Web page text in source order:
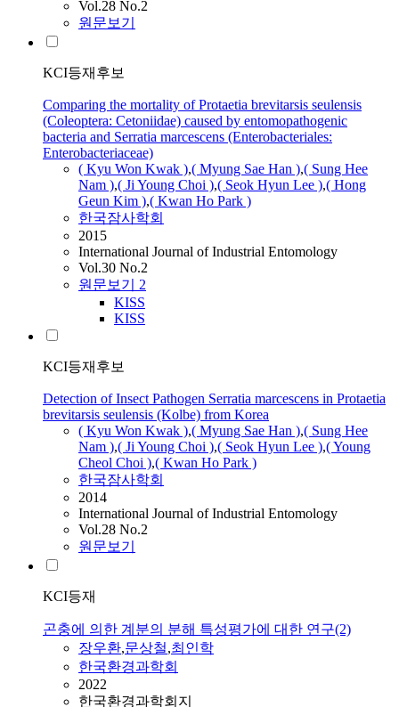
Vol.28 No.2
원문보기
KCI등재후보
Comparing the mortality of Protaetia brevitarsis seulensis
(Coleoptera: Cetoniidae) caused by entomopathogenic
bacteria and Serratia marcescens (Enterobacteriales:
Enterobacteriaceae)
( Kyu Won Kwak ),( Myung Sae Han ),( Sung Hee
Nam ),( Ji Young Choi ),( Seok Hyun Lee ),( Hong
Geun Kim ),( Kwan Ho Park )
한국잠사학회
2015
International Journal of Industrial Entomology
Vol.30 No.2
원문보기 2
KISS
KISS
KCI등재후보
Detection of Insect Pathogen Serratia marcescens in Protaetia
brevitarsis seulensis (Kolbe) from Korea
( Kyu Won Kwak ),( Myung Sae Han ),( Sung Hee
Nam ),( Ji Young Choi ),( Seok Hyun Lee ),( Young
Cheol Choi ),( Kwan Ho Park )
한국잠사학회
2014
International Journal of Industrial Entomology
Vol.28 No.2
원문보기
KCI등재
곤충에 의한 계분의 분해 특성평가에 대한 연구(2)
장우환,문상철,최인학
한국환경과학회
2022
한국환경과학회지